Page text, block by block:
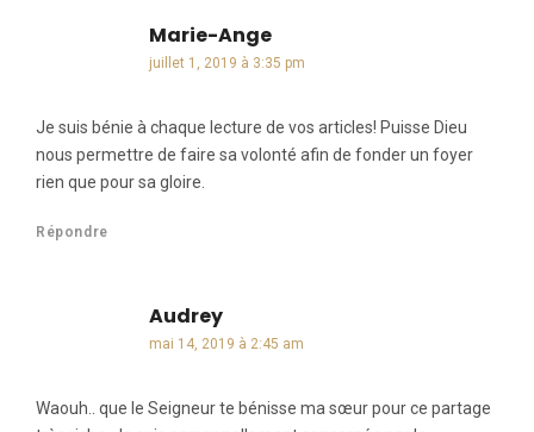
Marie-Angedit :
juillet 1, 2019 à 3:35 pm
Je suis bénie à chaque lecture de vos articles! Puisse Dieu
nous permettre de faire sa volonté afin de fonder un foyer
rien que pour sa gloire.
Répondre
Audreydit :
mai 14, 2019 à 2:45 am
Waouh.. que le Seigneur te bénisse ma sœur pour ce partage